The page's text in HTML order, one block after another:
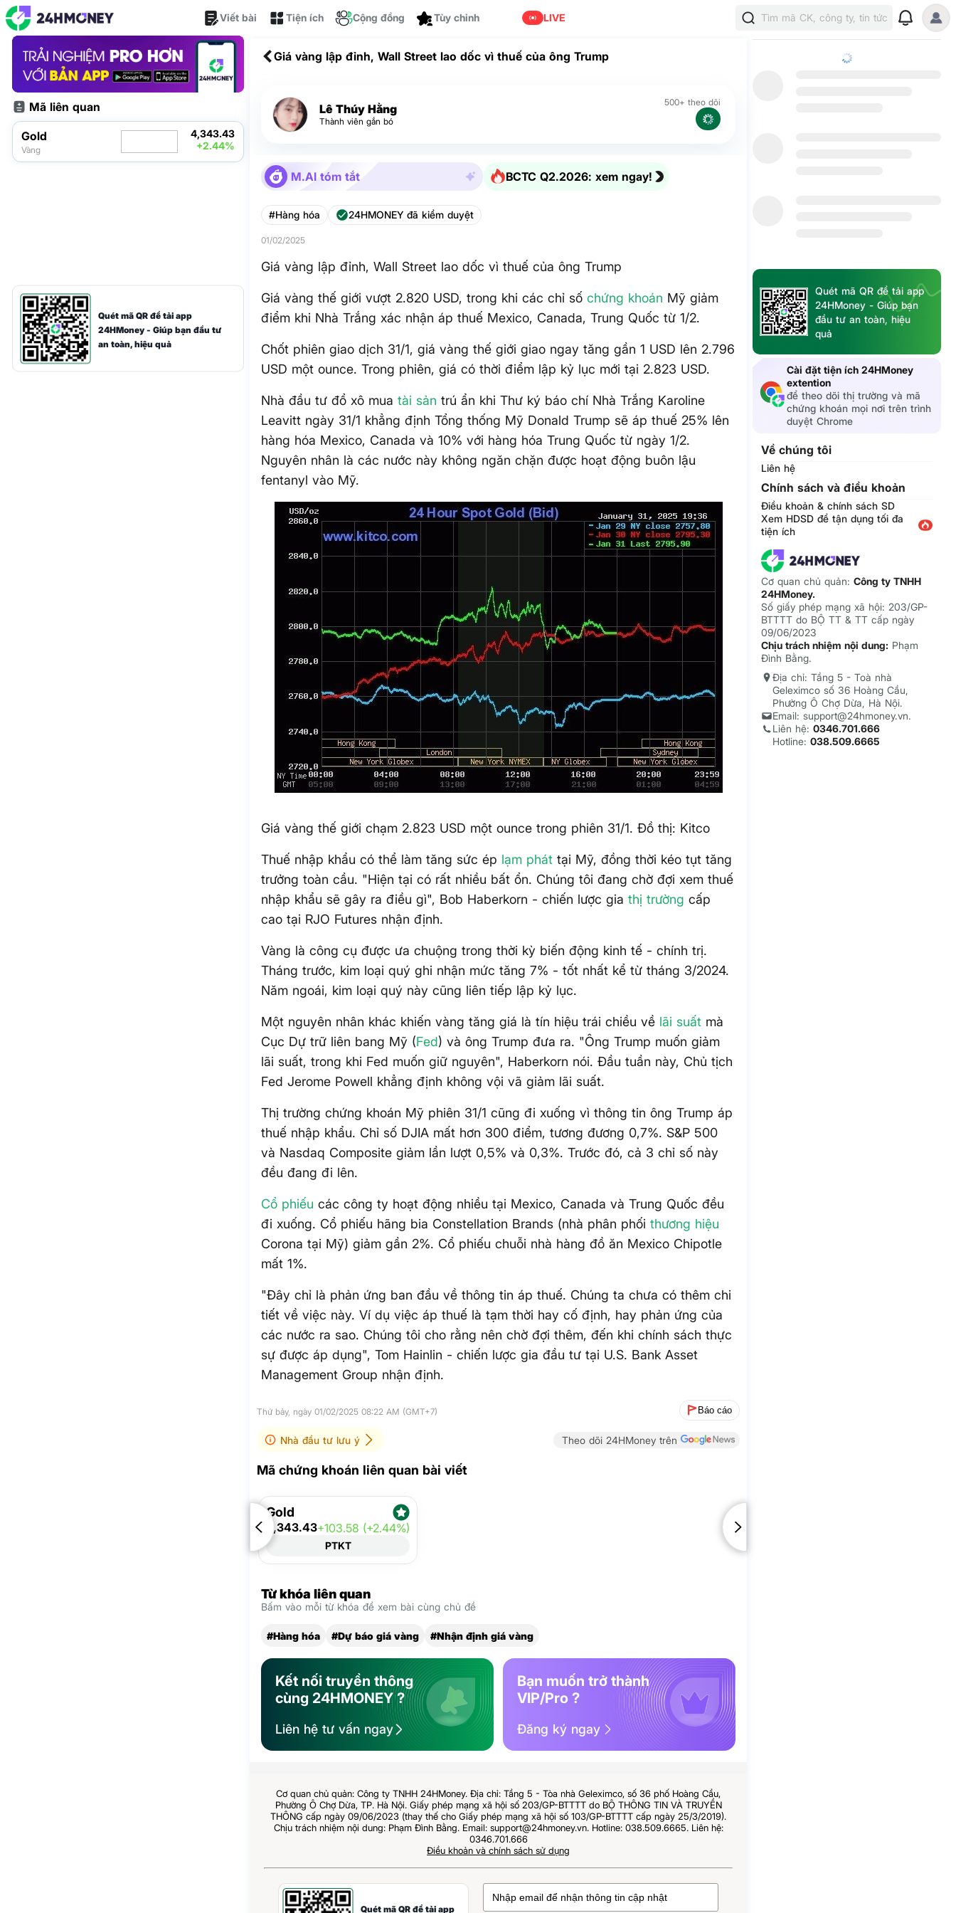
Viết bài Tiện ích
Cộng đồng
LIVE Tìm mã CK, công ty, tin tức
Mã liên quan
Gold
Vàng
4,343.43
+2.44%
Quét mã QR để tải app
24HMoney - Giúp bạn đầu tư
an toàn, hiệu quả
Giá vàng lập đỉnh, Wall Street lao dốc vì thuế của ông Trump
Lê Thúy Hằng
Thành viên gắn bó
500+ theo dõi
M.AI tóm tắt BCTC Q2.2026: xem ngay!
#Hàng hóa 24HMONEY đã kiểm duyệt
01/02/2025
Giá vàng lập đỉnh, Wall Street lao dốc vì thuế của ông Trump
Giá vàng thế giới vượt 2.820 USD, trong khi các chỉ sốchứng khoán Mỹ giảm
điểm khi Nhà Trắng xác nhận áp thuế Mexico, Canada, Trung Quốc từ 1/2.
Chốt phiên giao dịch 31/1, giá vàng thế giới giao ngay tăng gần 1 USD lên 2.796
USD một ounce. Trong phiên, giá có thời điểm lập kỷ lục mới tại 2.823 USD.
Nhà đầu tư đổ xô muatài sản trú ẩn khi Thư ký báo chí Nhà Trắng Karoline
Leavitt ngày 31/1 khẳng định Tổng thống Mỹ Donald Trump sẽ áp thuế 25% lên
hàng hóa Mexico, Canada và 10% với hàng hóa Trung Quốc từ ngày 1/2.
Nguyên nhân là các nước này không ngăn chặn được hoạt động buôn lậu
fentanyl vào Mỹ.
Giá vàng thế giới chạm 2.823 USD một ounce trong phiên 31/1. Đồ thị: Kitco
Thuế nhập khẩu có thể làm tăng sức ép lạm phát tại Mỹ, đồng thời kéo tụt tăng
trưởng toàn cầu. "Hiện tại có rất nhiều bất ổn. Chúng tôi đang chờ đợi xem thuế
nhập khẩu sẽ gây ra điều gì", Bob Haberkorn - chiến lược giathị trường cấp
cao tại RJO Futures nhận định.
Vàng là công cụ được ưa chuộng trong thời kỳ biến động kinh tế - chính trị.
Tháng trước, kim loại quý ghi nhận mức tăng 7% - tốt nhất kể từ tháng 3/2024.
Năm ngoái, kim loại quý này cũng liên tiếp lập kỷ lục.
Một nguyên nhân khác khiến vàng tăng giá là tín hiệu trái chiều về lãi suất mà
Cục Dự trữ liên bang Mỹ (Fed) và ông Trump đưa ra. "Ông Trump muốn giảm
lãi suất, trong khi Fed muốn giữ nguyên", Haberkorn nói. Đầu tuần này, Chủ tịch
Fed Jerome Powell khẳng định không vội vã giảm lãi suất.
Thị trường chứng khoán Mỹ phiên 31/1 cũng đi xuống vì thông tin ông Trump áp
thuế nhập khẩu. Chỉ số DJIA mất hơn 300 điểm, tương đương 0,7%. S&P 500
và Nasdaq Composite giảm lần lượt 0,5% và 0,3%. Trước đó, cả 3 chỉ số này
đều đang đi lên.
Cổ phiếu các công ty hoạt động nhiều tại Mexico, Canada và Trung Quốc đều
đi xuống. Cổ phiếu hãng bia Constellation Brands (nhà phân phốithương hiệu
Corona tại Mỹ) giảm gần 2%. Cổ phiếu chuỗi nhà hàng đồ ăn Mexico Chipotle
mất 1%.
"Đây chỉ là phản ứng ban đầu về thông tin áp thuế. Chúng ta chưa có thêm chi
tiết về việc này. Ví dụ việc áp thuế là tạm thời hay cố định, hay phản ứng của
các nước ra sao. Chúng tôi cho rằng nên chờ đợi thêm, đến khi chính sách thực
sự được áp dụng", Tom Hainlin - chiến lược gia đầu tư tại U.S. Bank Asset
Management Group nhận định.
Thứ bảy, ngày 01/02/2025 08:22 AM (GMT+7) Báo cáo
Nhà đầu tư lưu ý Theo dõi 24HMoney trên
Mã chứng khoán liên quan bài viết
Gold
4,343.43+103.58 (+2.44%)
PTKT
Từ khóa liên quan
Bấm vào mỗi từ khóa để xem bài cùng chủ đề
#Hàng hóa #Dự báo giá vàng #Nhận định giá vàng
Kết nối truyền thông
cùng 24HMONEY ?
Liên hệ tư vấn ngay
Bạn muốn trở thành
VIP/Pro ?
Đăng ký ngay
Cơ quan chủ quản: Công ty TNHH 24HMoney. Địa chỉ: Tầng 5 - Tòa nhà Geleximco, số 36 phố Hoàng Cầu,
Phường Ô Chợ Dừa, TP. Hà Nội. Giấy phép mạng xã hội số 203/GP-BTTTT do BỘ THÔNG TIN VÀ TRUYỀN
THÔNG cấp ngày 09/06/2023 (thay thế cho Giấy phép mạng xã hội số 103/GP-BTTTT cấp ngày 25/3/2019).
Chịu trách nhiệm nội dung: Phạm Đình Bằng. Email: support@24hmoney.vn. Hotline: 038.509.6665. Liên hệ:
0346.701.666
Điều khoản và chính sách sử dụng
Quét mã QR để tải app
Quét mã QR để tải app
24HMoney - Giúp bạn
đầu tư an toàn, hiệu
quả
Cài đặt tiện ích 24HMoney
extention
để theo dõi thị trường và mã
chứng khoán mọi nơi trên trình
duyệt Chrome
Về chúng tôi
Liên hệ
Chính sách và điều khoản
Điều khoản & chính sách SD
Xem HDSD để tận dụng tối đa
tiện ích
Cơ quan chủ quản:Công ty TNHH
24HMoney.
Số giấy phép mạng xã hội: 203/GP-
BTTTT do BỘ TT & TT cấp ngày
09/06/2023
Chịu trách nhiệm nội dung: Phạm
Đình Bằng.
Địa chỉ: Tầng 5 - Toà nhà
Geleximco số 36 Hoàng Cầu,
Phường Ô Chợ Dừa, Hà Nội.
Email: support@24hmoney.vn.
Liên hệ:0346.701.666
Hotline:038.509.6665